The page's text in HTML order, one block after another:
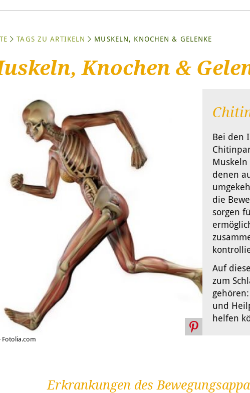
TAGS ZU ARTIKELN MUSKELN, KNOCHEN & GELENKE
Knochen &
Bei den
denen
die
sorgen
Auf
zum
und
helfen
Erkrankungen des